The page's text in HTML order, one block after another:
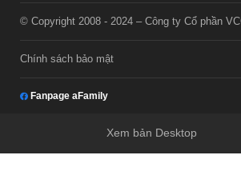
© Copyright 2008 - 2024 – Công ty Cổ phần
Chính sách bảo mật
Fanpage aFamily
Xem bản Desktop